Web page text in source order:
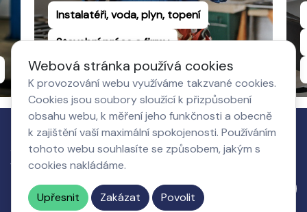
Webová stránka používá cookies
K provozování webu využíváme takzvané cookies.
Cookies jsou soubory sloužící k přizpůsobení
obsahu webu, k měření jeho funkčnosti a obecně
k zajištění vaší maximální spokojenosti. Používáním
tohoto webu souhlasíte se způsobem, jakým s
cookies nakládáme.
Upřesnit Zakázat Povolit
Instalatéři, voda, plyn, topení
Stavební práce a firmy
Truhlářství a dřevovýroba
Jak to
funguje
Co získá
podnikatel
O nás,
Nastavení